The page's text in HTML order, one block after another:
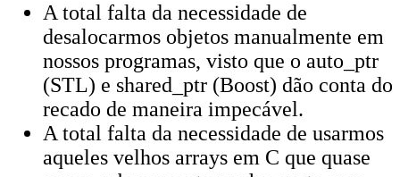
A total falta da necessidade de
desalocarmos objetos manualmente em
nossos programas, visto que o auto_ptr
(STL) e shared_ptr (Boost) dão conta do
recado de maneira impecável.
A total falta da necessidade de usarmos
aqueles velhos arrays em C que quase